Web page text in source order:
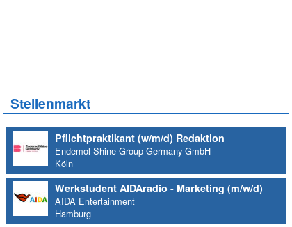
Stellenmarkt
Pflichtpraktikant (w/m/d) Redaktion
Endemol Shine Group Germany GmbH
Köln
Werkstudent AIDAradio - Marketing (m/w/d)
AIDA Entertainment
Hamburg